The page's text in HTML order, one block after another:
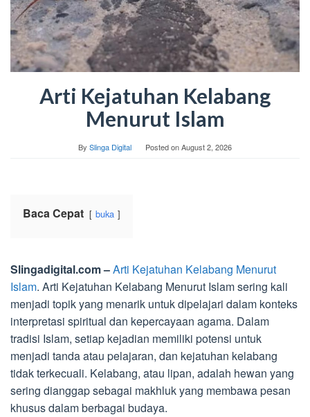
Arti Kejatuhan Kelabang
Menurut Islam
By Slinga Digital Posted onAugust 2, 2026
Baca Cepat buka
Slingadigital.com –Arti Kejatuhan Kelabang Menurut
Islam. Arti Kejatuhan Kelabang Menurut Islam sering kali
menjadi topik yang menarik untuk dipelajari dalam konteks
interpretasi spiritual dan kepercayaan agama. Dalam
tradisi Islam, setiap kejadian memiliki potensi untuk
menjadi tanda atau pelajaran, dan kejatuhan kelabang
tidak terkecuali. Kelabang, atau lipan, adalah hewan yang
sering dianggap sebagai makhluk yang membawa pesan
khusus dalam berbagai budaya.